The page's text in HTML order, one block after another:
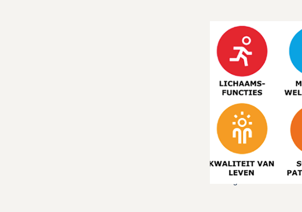
Praktijknieuws
Positieve
We vinden vooral
we willen mee
Dat blijkt uit
lichamelijke
veerkracht geeft. En
Daarom focust
maar op wat voor ons